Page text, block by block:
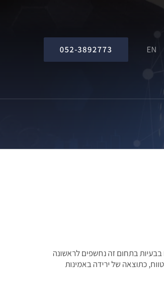
EN
052-3892773
בתחום זה נחשפים לראשונה
כתוצאה של ירידה באמינות